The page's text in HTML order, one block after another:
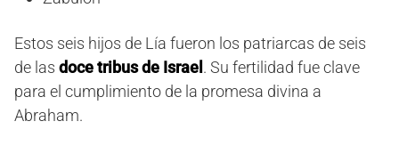
Estos seis hijos de Lía fueron los patriarcas de seis
de las doce tribus de Israel. Su fertilidad fue clave
para el cumplimiento de la promesa divina a
Abraham.